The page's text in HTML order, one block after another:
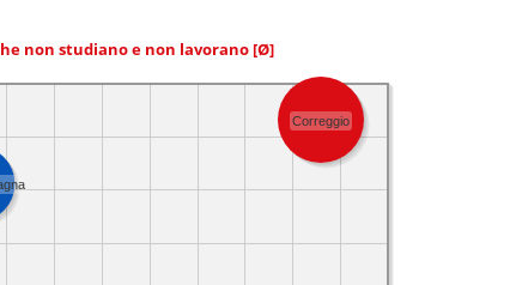
non studiano e non lavorano [Ø]
Correggio